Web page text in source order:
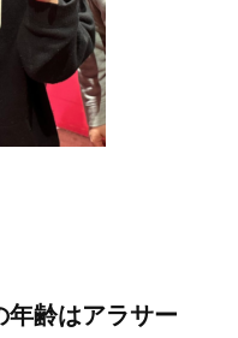
年齢はアラサー